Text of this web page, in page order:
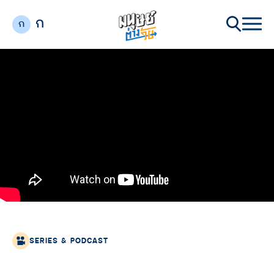
ก ก
SERIES & PODCAST